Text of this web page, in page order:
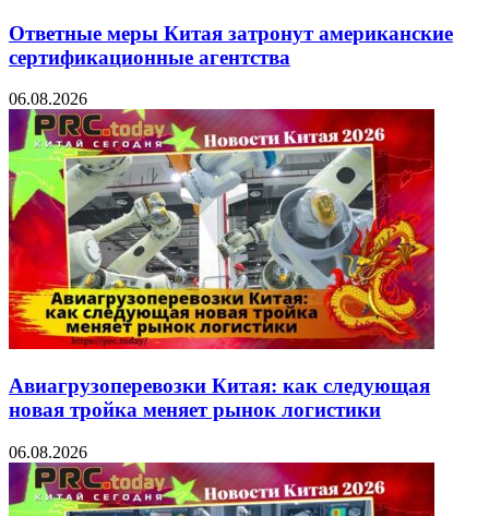
Ответные меры Китая затронут американские
сертификационные агентства
06.08.2026
Авиагрузоперевозки Китая: как следующая
новая тройка меняет рынок логистики
06.08.2026